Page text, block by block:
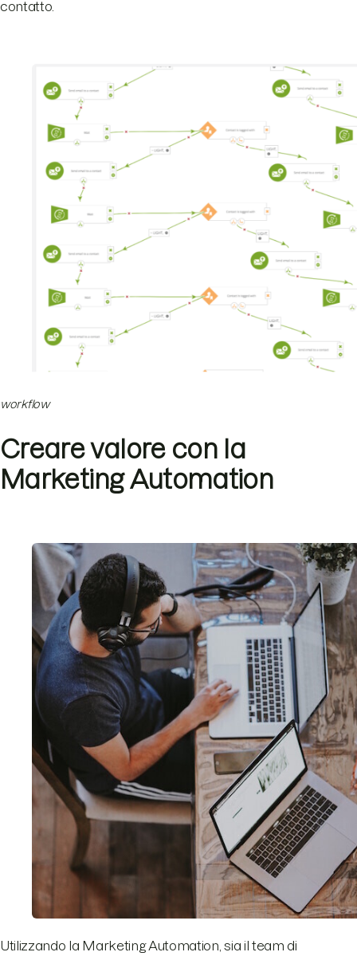
contatto.
workflow
Creare valore con la
Marketing Automation
Utilizzando la Marketing Automation, sia il team di